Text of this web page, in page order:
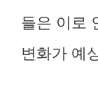
들은 이로
변화가 예